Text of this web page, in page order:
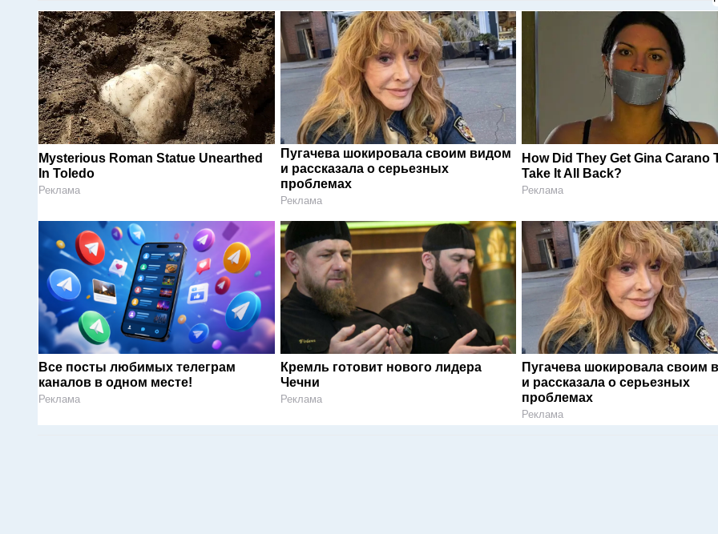
Mysterious Roman Statue Unearthed
In Toledo
Реклама
Пугачева шокировала своим видом
и рассказала о серьезных
проблемах
Реклама
How Did They Get Gina Carano
Take It All Back?
Реклама
Все посты любимых телеграм
каналов в одном месте!
Реклама
Кремль готовит нового лидера
Чечни
Реклама
Пугачева шокировала своим
и рассказала о серьезных
проблемах
Реклама